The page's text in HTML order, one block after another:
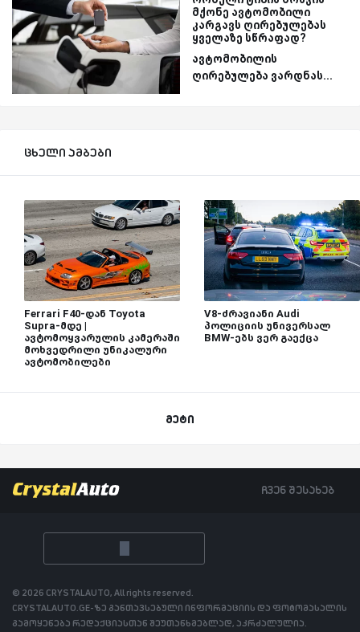
მქონე ავტომობილი
კარგავს ღირებულებას
ყველაზე სწრაფად?
ავტომობილის
ღირებულება ვარდნას...
ცხელი ამბები
Ferrari F40-დან Toyota
Supra-მდე |
ავტომოყვარულის კამერაში
მოხვედრილი უნიკალური
ავტომობილები
V8-ძრავიანი Audi
პოლიციის უნივერსალ
BMW-ებს ვერ გაექცა
მეტი
ჩვენ შესახებ
© 2026 CRYSTALAUTO, All rights reserved.
CRYSTALAUTO.GE-ზე განთავსებული ინფორმაციის და ფოტომასალის
გამოყენება რედაქციასთან შეუთანხმებლად, აკრძალულია.